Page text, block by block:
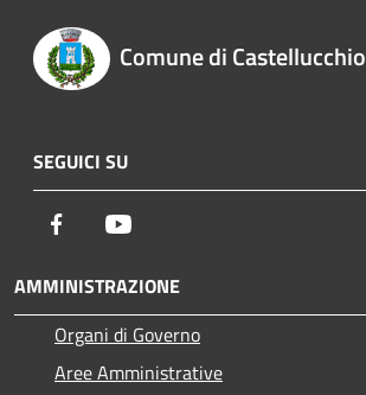
Comune di Castellucchio
SEGUICI SU
Facebook
AMMINISTRAZIONE
Organi di Governo
Aree Amministrative